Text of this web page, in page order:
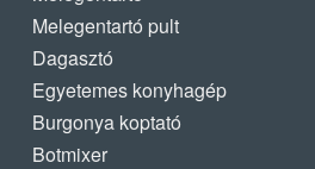
Melegentartó pult
Dagasztó
Egyetemes konyhagép
Burgonya koptató
Botmixer